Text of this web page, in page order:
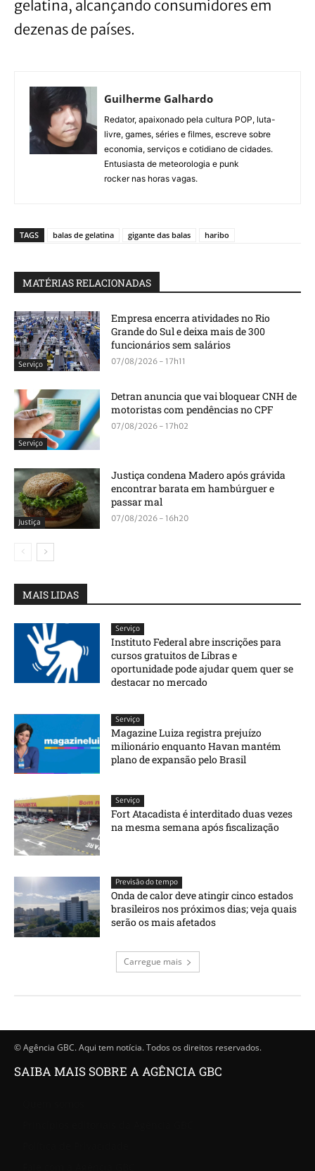
gelatina, alcançando consumidores em
dezenas de países.
Guilherme Galhardo
Redator, apaixonado pela cultura POP, luta-
livre, games, séries e filmes, escreve sobre
economia, serviços e cotidiano de cidades.
Entusiasta de meteorologia e punk
rocker nas horas vagas.
TAGS balas de gelatina gigante das balas haribo
MATÉRIAS RELACIONADAS
Serviço
Empresa encerra atividades no Rio
Grande do Sul e deixa mais de 300
funcionários sem salários
07/08/2026 - 17h11
Serviço
Detran anuncia que vai bloquear CNH de
motoristas com pendências no CPF
07/08/2026 - 17h02
Justiça
Justiça condena Madero após grávida
encontrar barata em hambúrguer e
passar mal
07/08/2026 - 16h20
MAIS LIDAS
Serviço
Instituto Federal abre inscrições para
cursos gratuitos de Libras e
oportunidade pode ajudar quem quer se
destacar no mercado
Serviço
Magazine Luiza registra prejuízo
milionário enquanto Havan mantém
plano de expansão pelo Brasil
Serviço
Fort Atacadista é interditado duas vezes
na mesma semana após fiscalização
Previsão do tempo
Onda de calor deve atingir cinco estados
brasileiros nos próximos dias; veja quais
serão os mais afetados
Carregue mais
© Agência GBC. Aqui tem notícia. Todos os direitos reservados.
SAIBA MAIS SOBRE A AGÊNCIA GBC